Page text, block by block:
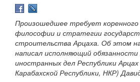
Произошедшее требует
философии и стратегии
строительства Арцаха. Об этом
написал исполняющий
иностранных дел Республики
Карабахской Республики, НКР)